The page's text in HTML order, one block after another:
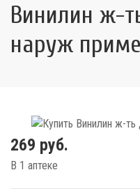
Винилин ж-
наруж
269 руб.
В 1 аптеке